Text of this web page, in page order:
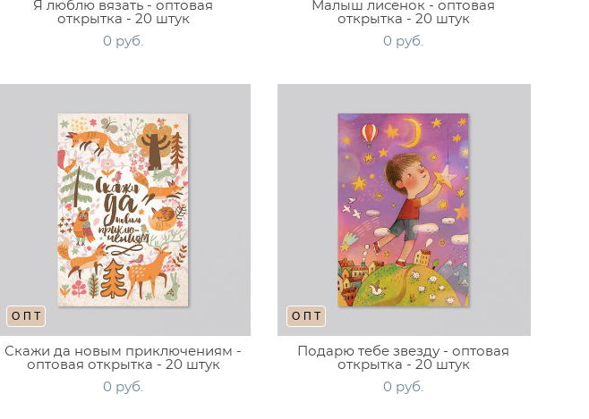
Я люблю вязать - оптовая
открытка - 20 штук
0 pуб.
Малыш лисенок - оптовая
открытка - 20 штук
0 pуб.
ОПТ
Скажи да новым приключениям -
оптовая открытка - 20 штук
0 pуб.
ОПТ
Подарю тебе звезду - оптовая
открытка - 20 штук
0 pуб.